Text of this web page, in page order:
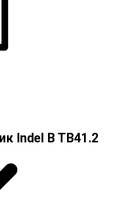
Indel B TB41.2